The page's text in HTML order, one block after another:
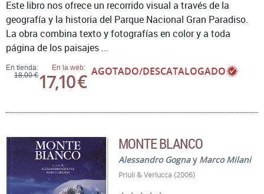
En tienda:
18,00 €
En la web:
17,10 € AGOTADO/DESCATALOGADO
Este libro nos ofrece un recorrido visual a través de la
geografía y la historia del Parque Nacional Gran Paradiso.
La obra combina texto y fotografías en color y a toda
página de los paisajes ...
MONTE BLANCO
Alessandro Gognay Marco Milani
Priuli & Verlucca (2006)